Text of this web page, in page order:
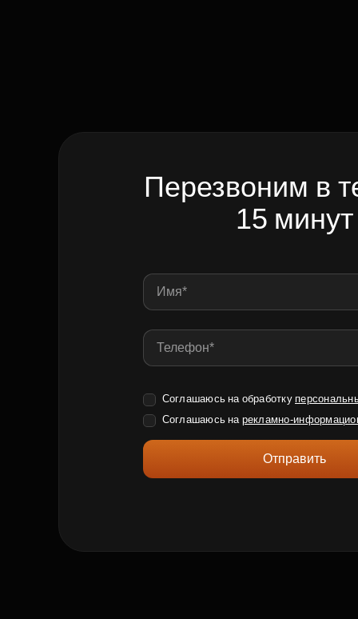
Перезвоним в
15 минут
Соглашаюсь на обработку
Соглашаюсь на рекламно-
Отправить